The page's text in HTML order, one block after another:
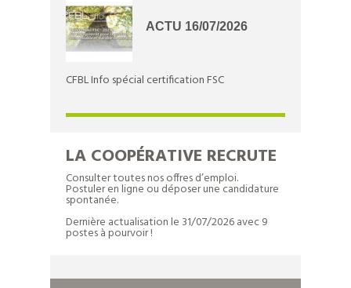
ACTU 16/07/2026
CFBL Info spécial certification FSC
ACTU 16/07/2026
Le dernier CFBL Info de juillet vient de sortir !
LA COOPÉRATIVE RECRUTE
Consulter toutes nos offres d’emploi.
Postuler en ligne ou déposer une candidature
spontanée.
Dernière actualisation le 31/07/2026 avec 9
postes à pourvoir !